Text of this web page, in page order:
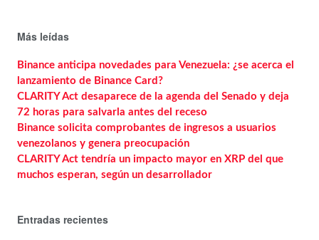
Más leídas
Binance anticipa novedades para Venezuela: ¿se acerca el
lanzamiento de Binance Card?
CLARITY Act desaparece de la agenda del Senado y deja
72 horas para salvarla antes del receso
Binance solicita comprobantes de ingresos a usuarios
venezolanos y genera preocupación
CLARITY Act tendría un impacto mayor en XRP del que
muchos esperan, según un desarrollador
Entradas recientes